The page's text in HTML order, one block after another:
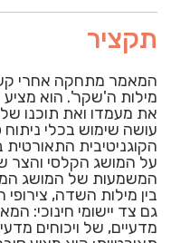
תקציר
המאמר מתחקה אחרי
מילות ה'שקר'. הוא מציע
את מעמדו ואת תוכנו
עושה שימוש בכלי
הקוגניטיבית
על המושג הקלסי והצר
המשמעות של המושג
בין מילות השדה,
גם צד יישומי חינוכי:
מדעיים, של ויכוחים